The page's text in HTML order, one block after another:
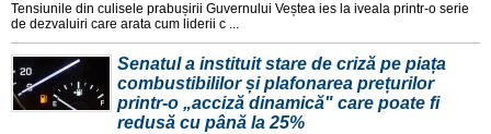
Tensiunile din culisele prabușirii Guvernului Veștea ies la iveala printr-o serie
de dezvaluiri care arata cum liderii c ...
Senatul a instituit stare de criză pe piața
combustibililor și plafonarea prețurilor
printr-o „acciză dinamică" care poate fi
redusă cu până la 25%